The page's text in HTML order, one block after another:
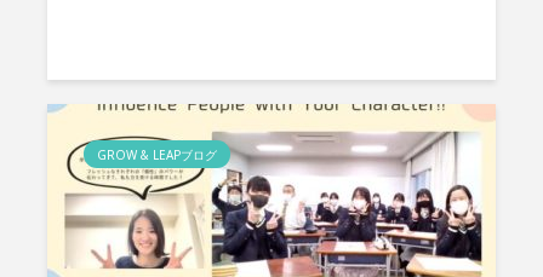
GROW & LEAPブログ